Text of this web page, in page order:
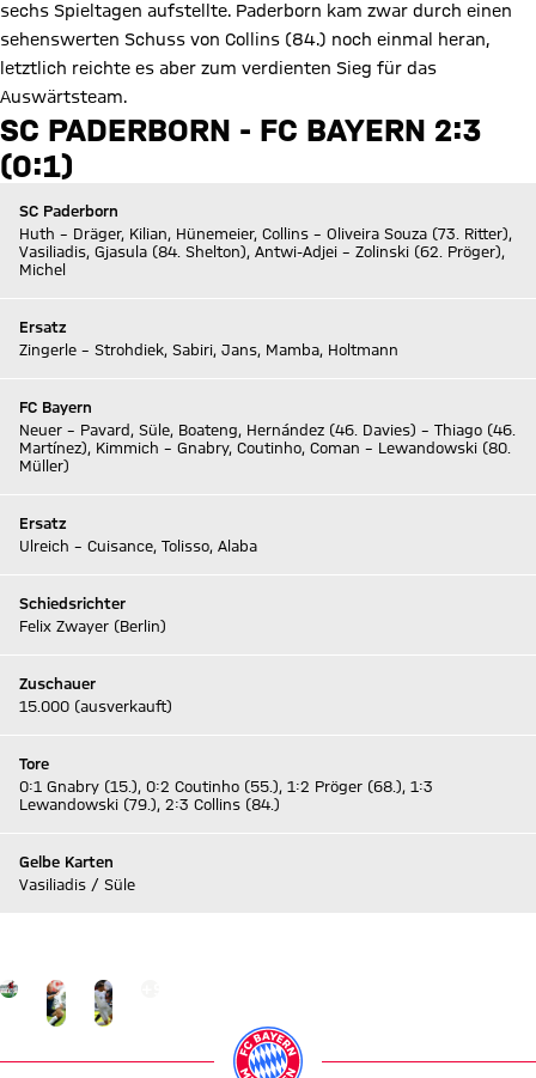
sechs Spieltagen aufstellte. Paderborn kam zwar durch einen
sehenswerten Schuss von Collins (84.) noch einmal heran,
letztlich reichte es aber zum verdienten Sieg für das
Auswärtsteam.
SC PADERBORN - FC BAYERN 2:3
(0:1)
SC Paderborn
Huth – Dräger, Kilian, Hünemeier, Collins – Oliveira Souza (73. Ritter),
Vasiliadis, Gjasula (84. Shelton), Antwi-Adjei – Zolinski (62. Pröger),
Michel
Ersatz
Zingerle – Strohdiek, Sabiri, Jans, Mamba, Holtmann
FC Bayern
Neuer – Pavard, Süle, Boateng, Hernández (46. Davies) – Thiago (46.
Martínez), Kimmich – Gnabry, Coutinho, Coman – Lewandowski (80.
Müller)
Ersatz
Ulreich – Cuisance, Tolisso, Alaba
Schiedsrichter
Felix Zwayer (Berlin)
Zuschauer
15.000 (ausverkauft)
Tore
0:1 Gnabry (15.), 0:2 Coutinho (55.), 1:2 Pröger (68.), 1:3
Lewandowski (79.), 2:3 Collins (84.)
Gelbe Karten
Vasiliadis / Süle
Gehe zu Gallerie Seite: zur Galerie